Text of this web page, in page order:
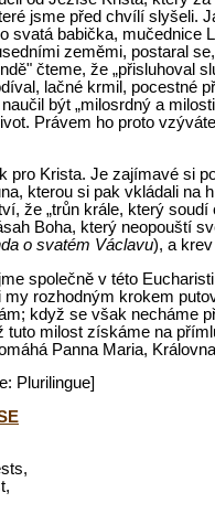
jsme před chvílí slyšeli.
svatá babička, mučednice
zeměmi, postaral
čteme, že „přisluhoval
lačné krmil, pocestné
být „milosrdný a
Právem ho proto
pro Krista. Je zajímavé si
kterou si pak vkládali na
že „trůn krále, který
Boha, který neopouští
o svatém Václavu), a
společně v této
my rozhodným krokem
když se však necháme
tuto milost získáme na
Panna Maria,
Plurilingue]